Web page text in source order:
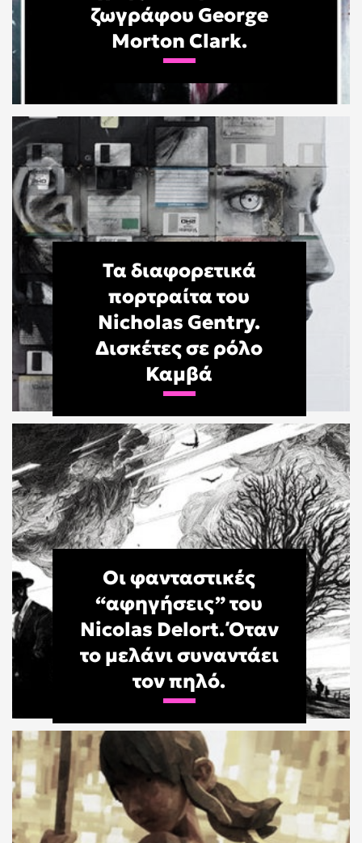
ζωγράφου George
Morton Clark.
Τα διαφορετικά
πορτραίτα του
Nicholas Gentry.
Δισκέτες σε ρόλο
Καμβά
Οι φανταστικές
“αφηγήσεις” του
Nicolas Delort. Όταν
το μελάνι συναντάει
τον πηλό.